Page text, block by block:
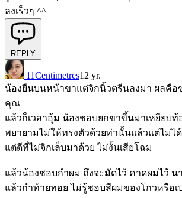
ลงเร็วๆ ^^
REPLY
11Centimetres12 yr.
น้องยืนบนหน้าขาแต่จิกนิ้วตรีนลงมา ผลคือข
คุณ
แล้วก็เวลาอุ้ม น้องชอบยกขาขึ้นมาเหยียบท้
พยายามไม่ให้ทรงตัวด้วยท่านั้นแล้วแต่ไม่ไ
แต่ดีที่ไม่จิกเล็บมาด้วย ไม่งั้นเสียโฉม
แล้วน้องชอบกำผม ถึงจะมัดไว้ คาดผมไว้ น
แล้วกำท้ายทอย ไม่รู้ชอบสีผมของโกวหรือเ